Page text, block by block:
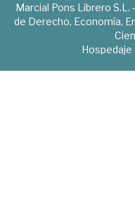
Marcial Pons Librero
de Derecho, Economía,
Hospedaje